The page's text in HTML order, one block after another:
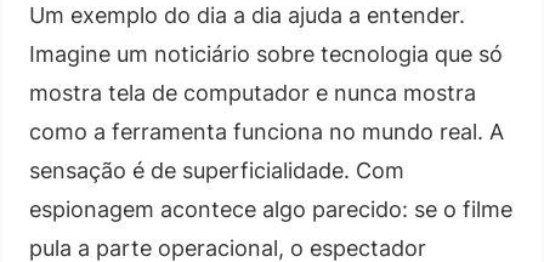
Um exemplo do dia a dia ajuda a entender.
Imagine um noticiário sobre tecnologia que só
mostra tela de computador e nunca mostra
como a ferramenta funciona no mundo real. A
sensação é de superficialidade. Com
espionagem acontece algo parecido: se o filme
pula a parte operacional, o espectador